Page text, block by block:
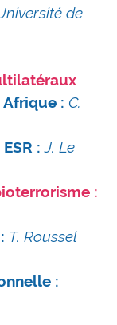
de
Afrique : C.
:J. Le
:
T. Roussel
: